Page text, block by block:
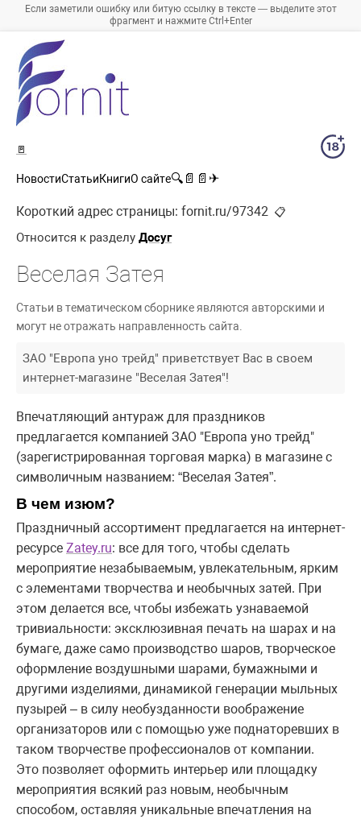
Если заметили ошибку или битую ссылку в тексте — выделите этот
фрагмент и нажмите Ctrl+Enter
🚪
НовостиСтатьиКнигиО сайте🔍 📄 📄 ✈
Короткий адрес страницы: fornit.ru/97342 📋
Относится к разделу Досуг
Веселая Затея
Статьи в тематическом сборнике являются авторскими и
могут не отражать направленность сайта.
ЗАО "Европа уно трейд" приветствует Вас в своем
интернет-магазине "Веселая Затея"!
Впечатляющий антураж для праздников
предлагается компанией ЗАО "Европа уно трейд"
(зарегистрированная торговая марка) в магазине с
символичным названием: “Веселая Затея”.
В чем изюм?
Праздничный ассортимент предлагается на интернет-
ресурсе Zatey.ru: все для того, чтобы сделать
мероприятие незабываемым, увлекательным, ярким
с элементами творчества и необычных затей. При
этом делается все, чтобы избежать узнаваемой
тривиальности: эксклюзивная печать на шарах и на
бумаге, даже само производство шаров, творческое
оформление воздушными шарами, бумажными и
другими изделиями, динамикой генерации мыльных
пузырей – в силу необузданности воображение
организаторов или с помощью уже поднаторевших в
таком творчестве профессионалов от компании.
Это позволяет оформить интерьер или площадку
мероприятия всякий раз новым, необычным
способом, оставляя уникальные впечатления на